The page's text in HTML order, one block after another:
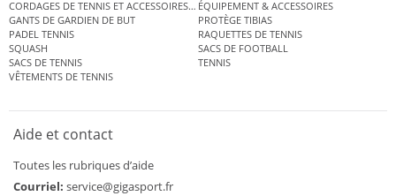
CORDAGES DE TENNIS ET ACCESSOIRES DE TENNISÉQUIPEMENT & ACCESSOIRES
GANTS DE GARDIEN DE BUT
PROTÈGE TIBIAS
PADEL TENNIS
RAQUETTES DE TENNIS
SQUASH
SACS DE FOOTBALL
SACS DE TENNIS
TENNIS
VÊTEMENTS DE TENNIS
Aide et contact
Toutes les rubriques d’aide
Courriel: service@gigasport.fr